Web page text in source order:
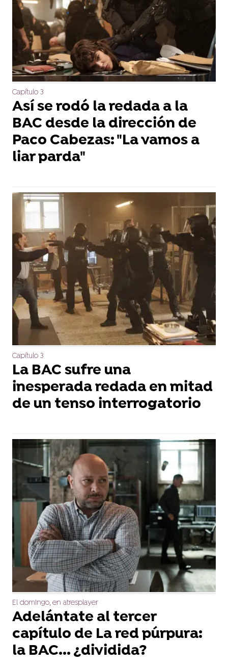
Capítulo 3
Así se rodó la redada a la
BAC desde la dirección de
Paco Cabezas: "La vamos a
liar parda"
Capítulo 3
La BAC sufre una
inesperada redada en mitad
de un tenso interrogatorio
El domingo, en atresplayer
Adelántate al tercer
capítulo de La red púrpura:
la BAC... ¿dividida?